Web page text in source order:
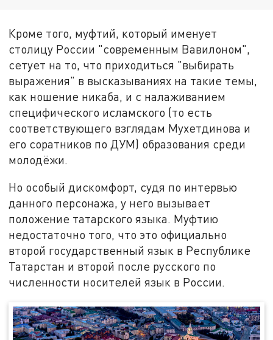
Кроме того, муфтий, который именует
столицу России "современным Вавилоном",
сетует на то, что приходиться "выбирать
выражения" в высказываниях на такие темы,
как ношение никаба, и с налаживанием
специфического исламского (то есть
соответствующего взглядам Мухетдинова и
его соратников по ДУМ) образования среди
молодёжи.
Но особый дискомфорт, судя по интервью
данного персонажа, у него вызывает
положение татарского языка. Муфтию
недостаточно того, что это официально
второй государственный язык в Республике
Татарстан и второй после русского по
численности носителей язык в России.